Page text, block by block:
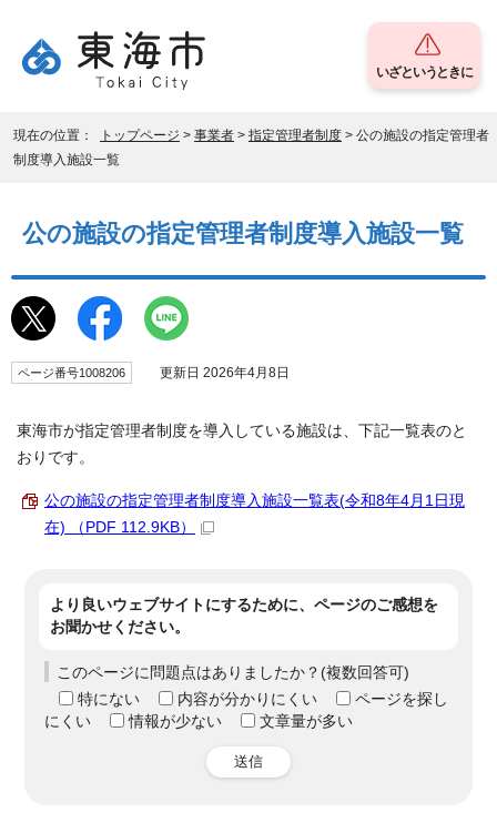
いざというときに
現在の位置： トップページ > 事業者 > 指定管理者制度 > 公の施設の指定管理者
制度導入施設一覧
公の施設の指定管理者制度導入施設一覧
ページ番号1008206 更新日 2026年4月8日
東海市が指定管理者制度を導入している施設は、下記一覧表のと
おりです。
公の施設の指定管理者制度導入施設一覧表(令和8年4月1日現
在) （PDF 112.9KB）
より良いウェブサイトにするために、ページのご感想を
お聞かせください。
このページに問題点はありましたか？(複数回答可)
特にない
内容が分かりにくい
ページを探し
にくい
情報が少ない 文章量が多い
送信